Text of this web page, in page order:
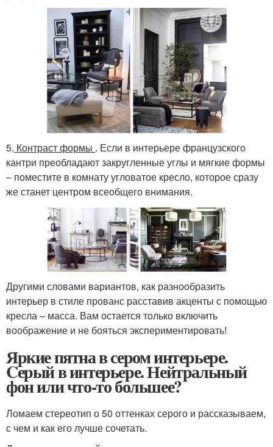
5. Контраст формы . Если в интерьере французского
кантри преобладают закругленные углы и мягкие формы
– поместите в комнату угловатое кресло, которое сразу
же станет центром всеобщего внимания.
Другими словами вариантов, как разнообразить
интерьер в стиле прованс расставив акценты с помощью
кресла – масса. Вам остается только включить
воображение и не бояться экспериментировать!
Яркие пятна в сером интерьере.
Cерый в интерьере. Нейтральный
фон или что-то большее?
Ломаем стереотип о 50 оттенках серого и рассказываем,
с чем и как его лучше сочетать.